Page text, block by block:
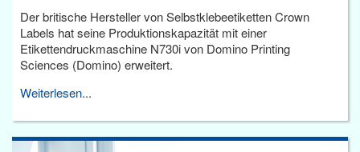
Der britische Hersteller von Selbstklebeetiketten Crown
Labels hat seine Produktionskapazität mit einer
Etikettendruckmaschine N730i von Domino Printing
Sciences (Domino) erweitert.
Weiterlesen...